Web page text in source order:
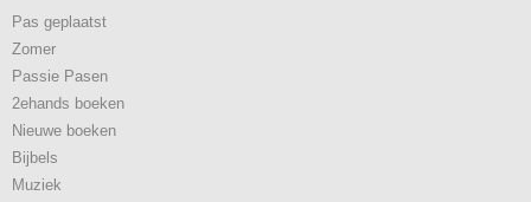
Pas geplaatst
Zomer
Passie Pasen
2ehands boeken
Nieuwe boeken
Bijbels
Muziek